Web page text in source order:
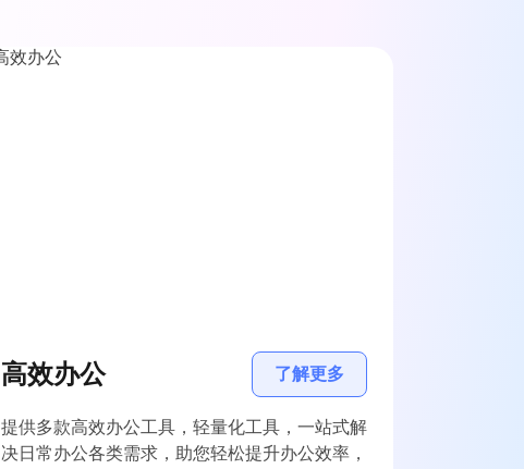
高效办公 了解更多
提供多款高效办公工具，轻量化工具，一站式解
决日常办公各类需求，助您轻松提升办公效率，